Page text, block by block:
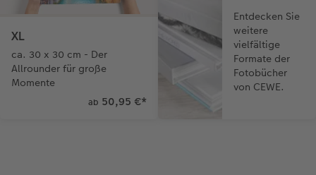
XL
ca. 30 x 30 cm - Der
Allrounder für große
Momente
ab 50,95 €*
Entdecken Sie
weitere
vielfältige
Formate der
Fotobücher
von CEWE.